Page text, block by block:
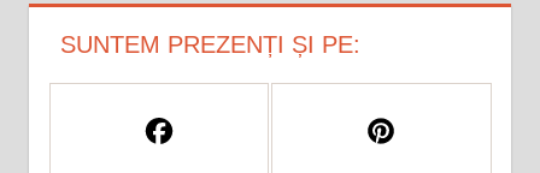
SUNTEM PREZENȚI ȘI PE: